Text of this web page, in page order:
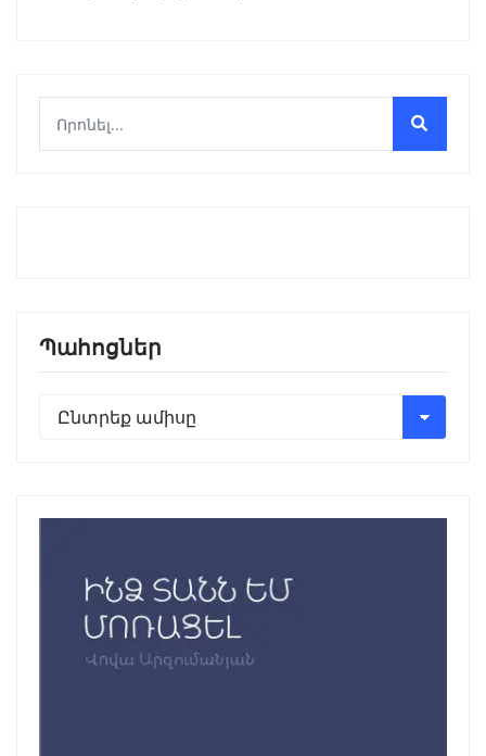
Պահոցներ